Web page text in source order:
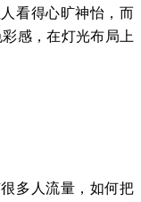
看得心旷神怡，而
感，在灯光布局上
多人流量，如何把